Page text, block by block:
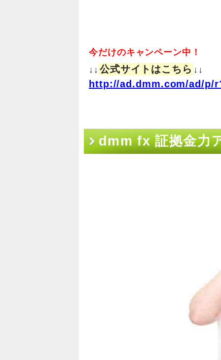
今だけのキャンペーン中！
↓↓ 公式サイトはこちら ↓↓
http://ad.dmm.com/ad/p/
dmm fx 証拠金力